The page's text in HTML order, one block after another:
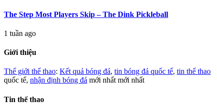
The Step Most Players Skip – The Dink Pickleball
1 tuần ago
Giới thiệu
Thế giới thể thao: Kết quả bóng đá, tin bóng đá quốc tế, tin thể thao
quốc tế, nhận định bóng đá mới nhất mới nhất
Tin thế thao